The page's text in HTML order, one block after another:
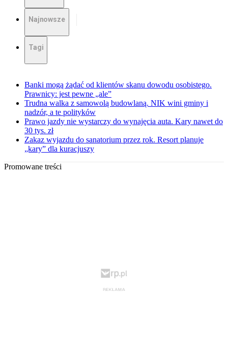
Najnowsze
Tagi
Banki mogą żądać od klientów skanu dowodu osobistego.
Prawnicy: jest pewne „ale”
Trudna walka z samowolą budowlaną. NIK wini gminy i
nadzór, a te polityków
Prawo jazdy nie wystarczy do wynajęcia auta. Kary nawet do
30 tys. zł
Zakaz wyjazdu do sanatorium przez rok. Resort planuje
„kary” dla kuracjuszy
Promowane treści